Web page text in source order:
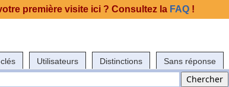
Utilisateurs Distinctions Sans réponse
première visite ici ? Consultez la FAQ !